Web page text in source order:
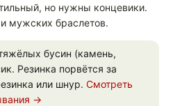
но нужны концевики.
мужских браслетов.
бусин (камень,
Резинка порвётся за
или шнур. Смотреть
→